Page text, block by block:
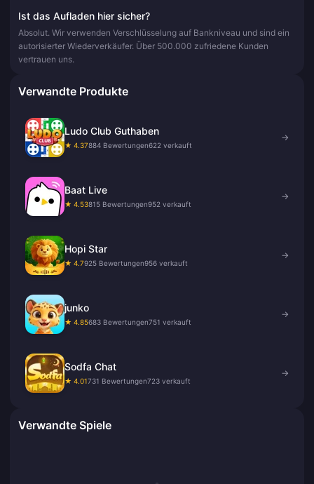
Ist das Aufladen hier sicher?
Absolut. Wir verwenden Verschlüsselung auf Bankniveau und sind ein
autorisierter Wiederverkäufer. Über 500.000 zufriedene Kunden
vertrauen uns.
Verwandte Produkte
Ludo Club Guthaben
★ 4.37884 Bewertungen622 verkauft
→
Baat Live
★ 4.53815 Bewertungen952 verkauft
→
Hopi Star
★ 4.7925 Bewertungen956 verkauft
→
junko
★ 4.85683 Bewertungen751 verkauft
→
Sodfa Chat
★ 4.01731 Bewertungen723 verkauft
→
Verwandte Spiele